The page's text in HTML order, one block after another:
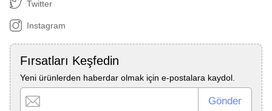
Twitter
Instagram
Fırsatları Keşfedin
Yeni ürünlerden haberdar olmak için e-postalara kaydol.